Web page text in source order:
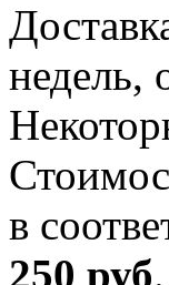
недель,
в
250 руб